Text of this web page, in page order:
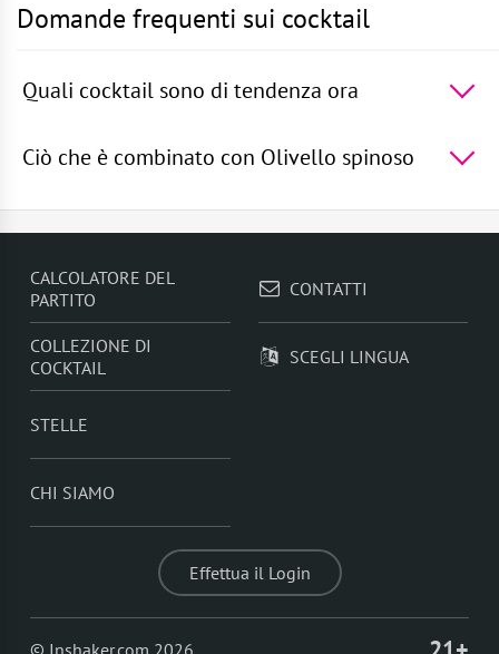
Domande frequenti sui cocktail
Quali cocktail sono di tendenza ora
Royale, Laguna Blu, Margarita alla Fragola, Tequila
Ciò che è combinato con Olivello spinoso
CALCOLATORE DEL
PARTITO
COLLEZIONE DI
COCKTAIL
STELLE
CHI SIAMO
CONTATTI
SCEGLI LINGUA
Effettua il Login
© Inshaker.com 2026